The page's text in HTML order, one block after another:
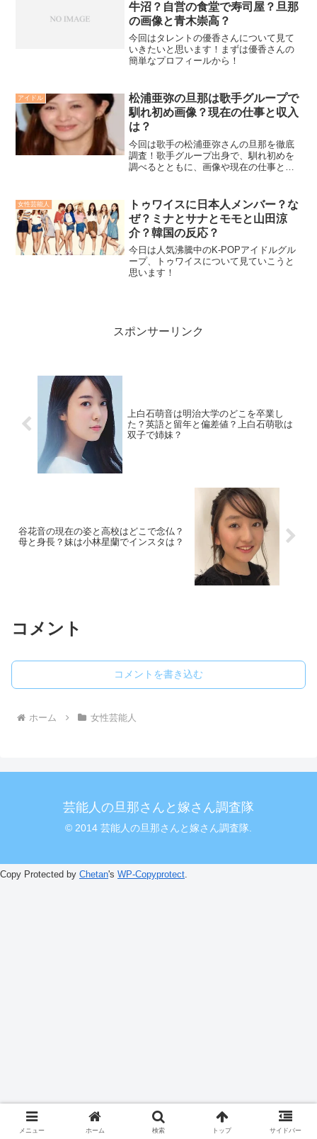
牛沼？自営の食堂で寿司屋？旦那
の画像と青木崇高？
今回はタレントの優香さんについて見て
いきたいと思います！まずは優香さんの
簡単なプロフィールから！
アイドル
松浦亜弥の旦那は歌手グループで
馴れ初め画像？現在の仕事と収入
は？
今回は歌手の松浦亜弥さんの旦那を徹底
調査！歌手グループ出身で、馴れ初めを
調べるとともに、画像や現在の仕事と収
いと思います！
女性芸能人
トゥワイスに日本人メンバー？な
ぜ？ミナとサナとモモと山田涼
介？韓国の反応？
今日は人気沸騰中のK-POPアイドルグル
ープ、トゥワイスについて見ていこうと
思います！
スポンサーリンク
上白石萌音は明治大学のどこを卒業し
た？英語と留年と偏差値？上白石萌歌は
双子で姉妹？
谷花音の現在の姿と高校はどこで念仏？
母と身長？妹は小林星蘭でインスタは？
コメント
コメントを書き込む
ホーム 女性芸能人
芸能人の旦那さんと嫁さん調査隊
© 2014 芸能人の旦那さんと嫁さん調査隊.
メニュー ホーム 検索 トップ サイドバー
Copy Protected by Chetan's WP-Copyprotect